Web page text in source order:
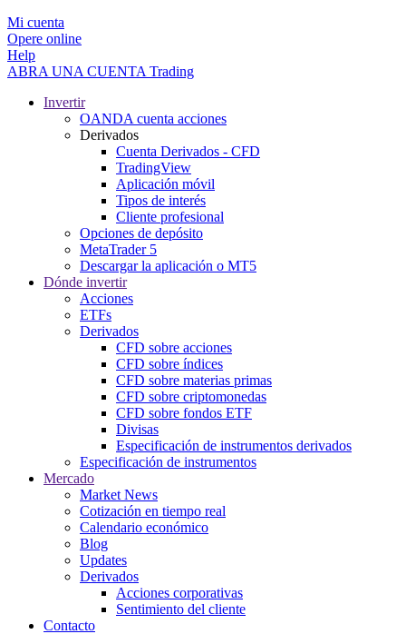
Mi cuenta
Opere online
Help
ABRA UNA CUENTA Trading
Invertir
OANDA cuenta acciones
Derivados
Cuenta Derivados - CFD
TradingView
Aplicación móvil
Tipos de interés
Cliente profesional
Opciones de depósito
MetaTrader 5
Descargar la aplicación o MT5
Dónde invertir
Acciones
ETFs
Derivados
CFD sobre acciones
CFD sobre índices
CFD sobre materias primas
CFD sobre criptomonedas
CFD sobre fondos ETF
Divisas
Especificación de instrumentos derivados
Especificación de instrumentos
Mercado
Market News
Cotización en tiempo real
Calendario económico
Blog
Updates
Derivados
Acciones corporativas
Sentimiento del cliente
Contacto